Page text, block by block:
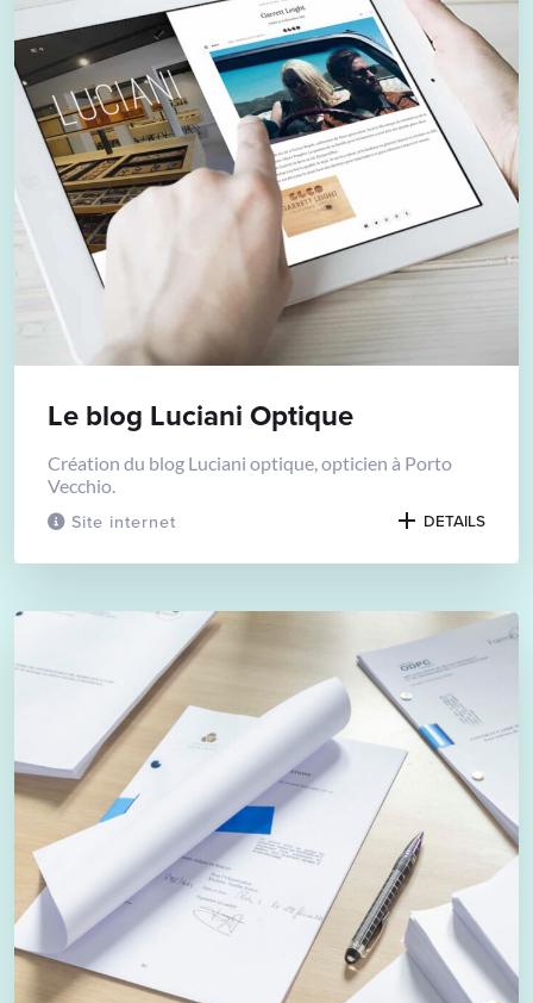
Site internet
Le blog Luciani Optique
Création du blog Luciani optique, opticien à Porto
Vecchio.
DETAILS